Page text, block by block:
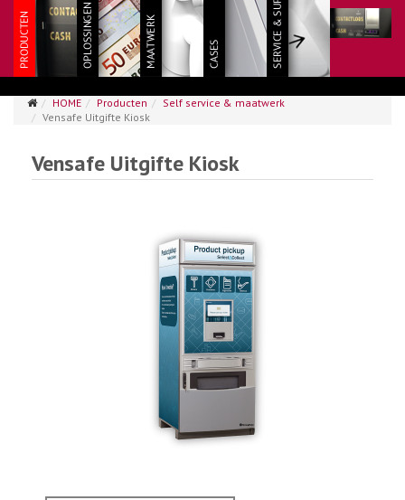
HOME Producten
Self service & maatwerk
Vensafe Uitgifte Kiosk
Vensafe Uitgifte Kiosk